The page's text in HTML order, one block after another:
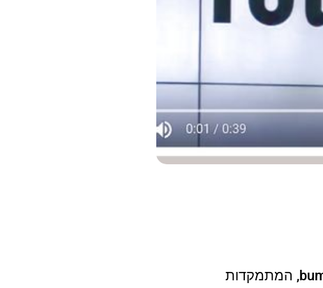
מוקדם יותר השנה השיקה גוגל פורמט חדש של פרסומות וידאו ביוטיוב, bumper ads, המתמקדות